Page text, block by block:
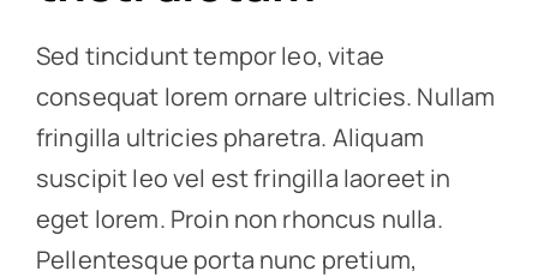
Sed tincidunt tempor leo, vitae
consequat lorem ornare ultricies. Nullam
fringilla ultricies pharetra. Aliquam
suscipit leo vel est fringilla laoreet in
eget lorem. Proin non rhoncus nulla.
Pellentesque porta nunc pretium,